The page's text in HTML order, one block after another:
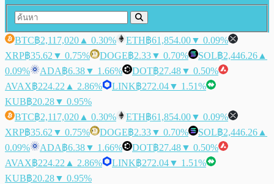
BTC฿2,117,020 ▲ 0.30% ETH฿61,854.00▼ 0.09%
XRP฿35.62 ▼ 0.75% DOGE฿2.33▼ 0.70% SOL฿2,446.26 ▲
0.09%
ADA฿6.38▼ 1.66% DOT฿27.48▼ 0.50%
AVAX฿224.22 ▲ 2.86% LINK฿272.04▼ 1.51%
KUB฿20.28▼ 0.95%
BTC฿2,117,020 ▲ 0.30% ETH฿61,854.00▼ 0.09%
XRP฿35.62 ▼ 0.75% DOGE฿2.33▼ 0.70% SOL฿2,446.26 ▲
0.09%
ADA฿6.38▼ 1.66% DOT฿27.48▼ 0.50%
AVAX฿224.22 ▲ 2.86% LINK฿272.04▼ 1.51%
KUB฿20.28▼ 0.95%